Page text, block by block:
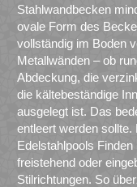
Stahlwandbecken
ovale Form des
vollständig im Boden
Metallwänden – ob
Abdeckung, die
die kältebeständige
ausgelegt ist. Das
entleert werden
Edelstahlpools
freistehend oder
Stilrichtungen. So